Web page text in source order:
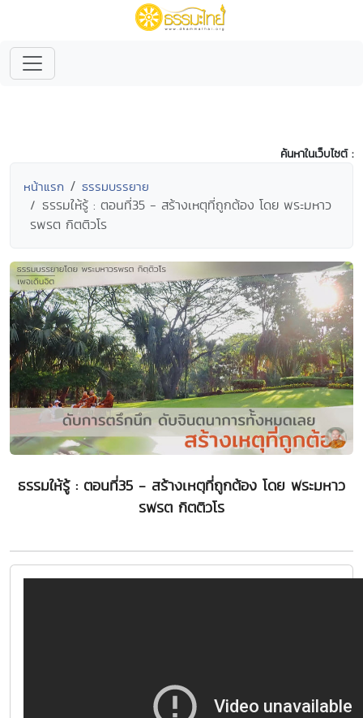
ค้นหาในเว็บไซต์ :
หน้าแรก ธรรมบรรยาย
ธรรมให้รู้ : ตอนที่35 - สร้างเหตุที่ถูกต้อง โดย พระมหาว
รพรต กิตติวโร
ธรรมให้รู้ : ตอนที่35 - สร้างเหตุที่ถูกต้อง โดย พระมหาว
รพรต กิตติวโร